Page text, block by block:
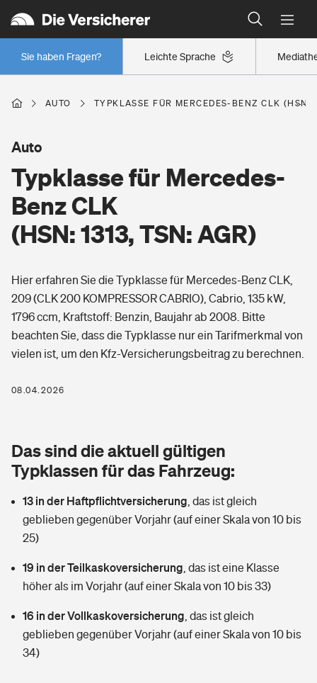
Leichte Sprache
Sie haben Fragen?
Wer versichert was: Jetzt Versicherer finden
Regionalklassen: So ist Ihre Region eingestuft
Wer versichert was: Jetzt Versicherer finden
Berufsunfähigkeitsversicherung
Arbeitsrechtsschutz
Berufshaftpflichtversicherung
Rentenrechner: Wie viel Geld bekomme ich im Alter?
Wer versichert was: Jetzt Versicherer finden
Sie haben Fragen?
Wohnen
Wohngebäudeversicherung
Hausratversicherung
Elementarversicherung
Photovoltaik
Wärmepumpen versichern
Vermieterrrechtsschutz
Mietkautionsversicherung
Restkreditversicherung
Zur Übersicht
Tools
Pri­vate Haft­pflicht­
Rechts­schutz­ver­si­che­rung
Kinderunfall­ver­si­che­rung
Reiseversicherung
Handyversicherung
Gesundheit
Private Krankenversicherung
Tierkrankenversicherung
Zur Übersicht
Sie haben Fragen?
AUTO TYPKLASSE FÜR MERCEDES-BENZ CLK (HSN:
Typklasse für Mercedes-
Benz CLK
(HSN: 1313, TSN: AGR)
Auto
Hier erfahren Sie die Typklasse für Mercedes-Benz CLK,
209 (CLK 200 KOMPRESSOR CABRIO), Cabrio, 135 kW,
1796 ccm, Kraftstoff: Benzin, Baujahr ab 2008. Bitte
beachten Sie, dass die Typklasse nur ein Tarifmerkmal von
vielen ist, um den Kfz-Versicherungsbeitrag zu berechnen.
08.04.2026
Das sind die aktuell gültigen
Typklassen für das Fahrzeug:
13 in der Haftpflichtversicherung das ist gleich
geblieben gegenüber Vorjahr (auf einer Skala von 10 bis
25)
19 in der Teilkaskoversicherung das ist eine Klasse
höher als im Vorjahr (auf einer Skala von 10 bis 33)
16 in der Vollkaskoversicherung das ist gleich
geblieben gegenüber Vorjahr (auf einer Skala von 10 bis
34)